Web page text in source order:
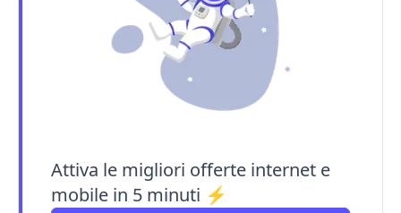
Attiva le migliori offerte internet e
mobile in 5 minuti ⚡